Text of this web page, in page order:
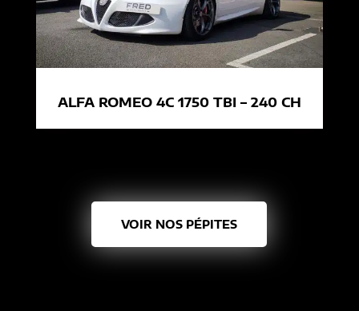
ALFA ROMEO 4C 1750 TBI – 240 CH
VOIR NOS PÉPITES